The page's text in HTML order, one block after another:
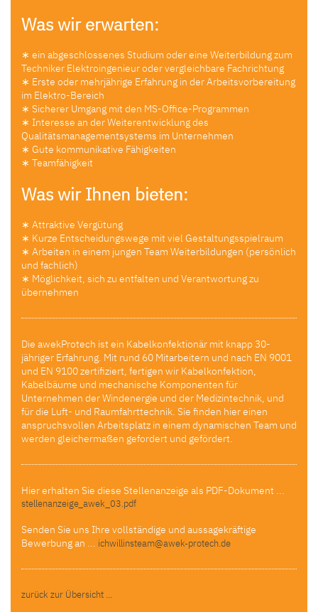
Was wir erwarten:
∗ ein abgeschlossenes Studium oder eine Weiterbildung zum
Techniker Elektroingenieur oder vergleichbare Fachrichtung
∗ Erste oder mehrjährige Erfahrung in der Arbeitsvorbereitung
im Elektro-Bereich
∗ Sicherer Umgang mit den MS-Office-Programmen
∗ Interesse an der Weiterentwicklung des
Qualitätsmanagementsystems im Unternehmen
∗ Gute kommunikative Fähigkeiten
∗ Teamfähigkeit
Was wir Ihnen bieten:
∗ Attraktive Vergütung
∗ Kurze Entscheidungswege mit viel Gestaltungsspielraum
∗ Arbeiten in einem jungen Team Weiterbildungen (persönlich
und fachlich)
∗ Möglichkeit, sich zu entfalten und Verantwortung zu
übernehmen
Die awekProtech ist ein Kabelkonfektionär mit knapp 30-
jähriger Erfahrung. Mit rund 60 Mitarbeitern und nach EN 9001
und EN 9100 zertifiziert, fertigen wir Kabelkonfektion,
Kabelbäume und mechanische Komponenten für
Unternehmen der Windenergie und der Medizintechnik, und
für die Luft- und Raumfahrttechnik. Sie finden hier einen
anspruchsvollen Arbeitsplatz in einem dynamischen Team und
werden gleichermaßen gefordert und gefördert.
Hier erhalten Sie diese Stellenanzeige als PDF-Dokument ...
stellenanzeige_awek_03.pdf
Senden Sie uns Ihre vollständige und aussagekräftige
Bewerbung an ... ichwillinsteam@awek-protech.de
zurück zur Übersicht ...